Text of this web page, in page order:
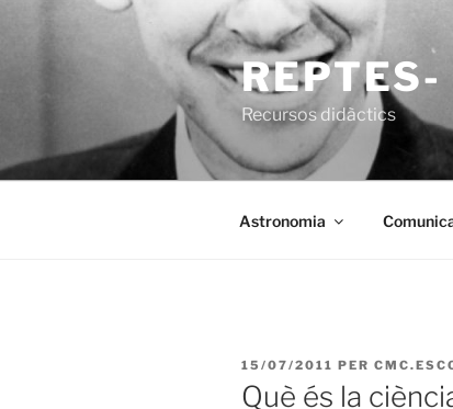
Recursos didàctics
Astronomia
PUBLICAT
A
15/07/2011 PER
Què és la